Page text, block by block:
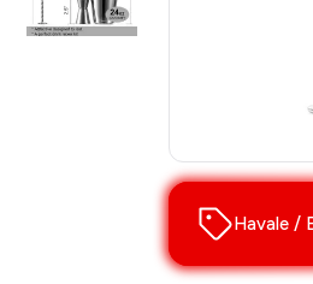
Havale /